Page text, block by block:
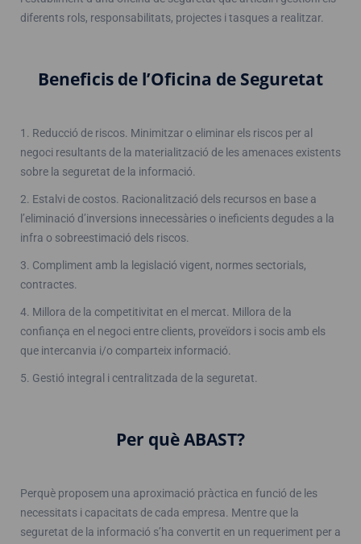
diferents rols, responsabilitats, projectes i tasques a realitzar.
Beneficis de l’Oficina de Seguretat
1. Reducció de riscos. Minimitzar o eliminar els riscos per al
negoci resultants de la materialització de les amenaces existents
sobre la seguretat de la informació.
2. Estalvi de costos. Racionalització dels recursos en base a
l’eliminació d’inversions innecessàries o ineficients degudes a la
infra o sobreestimació dels riscos.
3. Compliment amb la legislació vigent, normes sectorials,
contractes.
4. Millora de la competitivitat en el mercat. Millora de la
confiança en el negoci entre clients, proveïdors i socis amb els
que intercanvia i/o comparteix informació.
5. Gestió integral i centralitzada de la seguretat.
Per què ABAST?
Perquè proposem una aproximació pràctica en funció de les
necessitats i capacitats de cada empresa. Mentre que la
seguretat de la informació s’ha convertit en un requeriment per a